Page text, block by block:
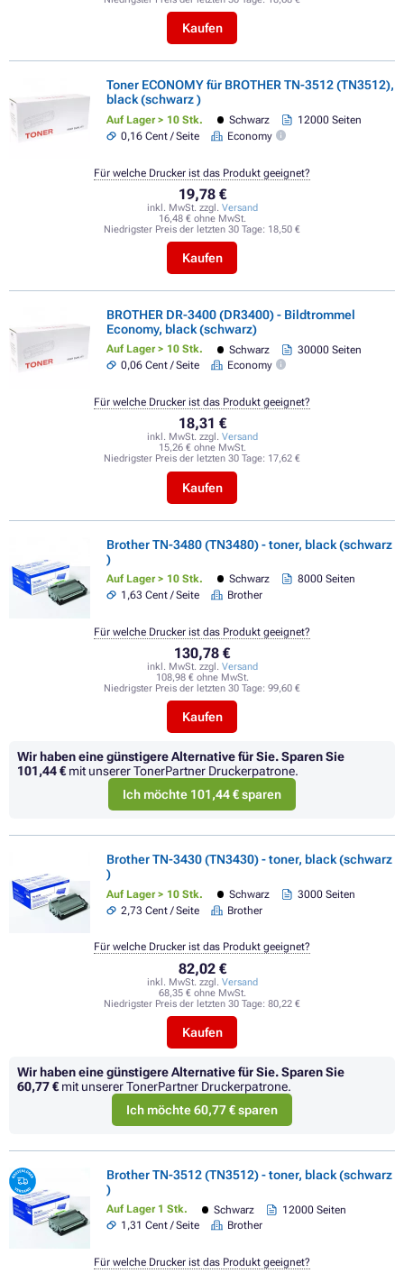
Kaufen
Toner ECONOMY für BROTHER TN-3512 (TN3512),
black (schwarz )
Auf Lager > 10 Stk. Schwarz
12000 Seiten
0,16 Cent / Seite
Economy
19,78 €
inkl. MwSt. zzgl. Versand
16,48 € ohne MwSt.
Niedrigster Preis der letzten 30 Tage: 18,50 €
Kaufen
Für welche Drucker ist das Produkt geeignet?
BROTHER DR-3400 (DR3400) - Bildtrommel
Economy, black (schwarz)
Auf Lager > 10 Stk. Schwarz
30000 Seiten
0,06 Cent / Seite
Economy
18,31 €
inkl. MwSt. zzgl. Versand
15,26 € ohne MwSt.
Niedrigster Preis der letzten 30 Tage: 17,62 €
Kaufen
Für welche Drucker ist das Produkt geeignet?
Brother TN-3480 (TN3480) - toner, black (schwarz
)
Auf Lager > 10 Stk. Schwarz
8000 Seiten
1,63 Cent / Seite
Brother
130,78 €
inkl. MwSt. zzgl. Versand
108,98 € ohne MwSt.
Niedrigster Preis der letzten 30 Tage: 99,60 €
Kaufen
Für welche Drucker ist das Produkt geeignet?
Wir haben eine günstigere Alternative für Sie.Sparen Sie
101,44 € mit unserer TonerPartner Druckerpatrone.
Ich möchte 101,44 € sparen
Brother TN-3430 (TN3430) - toner, black (schwarz
)
Auf Lager > 10 Stk. Schwarz
3000 Seiten
2,73 Cent / Seite
Brother
82,02 €
inkl. MwSt. zzgl. Versand
68,35 € ohne MwSt.
Niedrigster Preis der letzten 30 Tage: 80,22 €
Kaufen
Für welche Drucker ist das Produkt geeignet?
Wir haben eine günstigere Alternative für Sie.Sparen Sie
60,77 € mit unserer TonerPartner Druckerpatrone.
Ich möchte 60,77 € sparen
Brother TN-3512 (TN3512) - toner, black (schwarz
)
Auf Lager 1 Stk. Schwarz
12000 Seiten
1,31 Cent / Seite
Brother
Für welche Drucker ist das Produkt geeignet?